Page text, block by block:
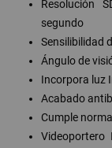
Resolución
segundo
Sensilibilidad
Ángulo de
Incorpora luz
Acabado
Cumple